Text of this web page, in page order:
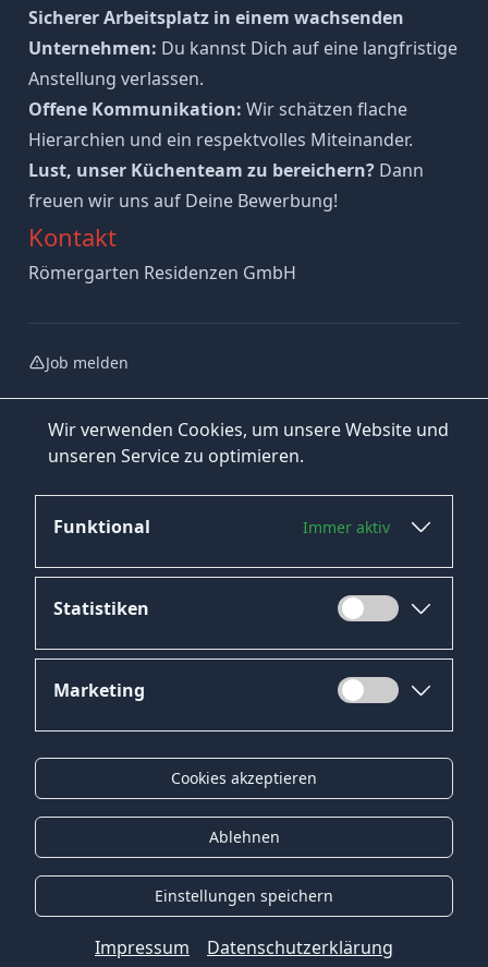
Wir verwenden Cookies, um unsere Website und
unseren Service zu optimieren.
Funktional Immer aktiv
Statistiken
Marketing
Cookies akzeptieren
Ablehnen
Einstellungen speichern
Impressum Datenschutzerklärung
Sicherer Arbeitsplatz in einem wachsenden
Unternehmen: Du kannst Dich auf eine langfristige
Anstellung verlassen.
Offene Kommunikation: Wir schätzen flache
Hierarchien und ein respektvolles Miteinander.
Lust, unser Küchenteam zu bereichern?Dann
freuen wir uns auf Deine Bewerbung!
Kontakt
Römergarten Residenzen GmbH
Job melden
Jetzt bewerben
Datenschutz
Impressum
Kontakt
Gender-Hinweis
© 2026 Onyx Consulting GmbH